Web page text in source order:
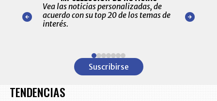
nuestro
para
Vea las noticias personalizadas, de
acuerdo con su top 20 de los temas de
interés.
de las
Suscribirse
TENDENCIAS